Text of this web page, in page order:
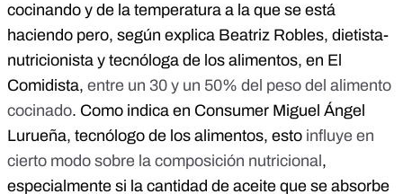
cocinando y de la temperatura a la que se está
haciendo pero, según explica Beatriz Robles, dietista-
nutricionista y tecnóloga de los alimentos, en El
Comidista, entre un 30 y un 50% del peso del alimento
cocinado. Como indica en Consumer Miguel Ángel
Lurueña, tecnólogo de los alimentos, esto influye en
cierto modo sobre la composición nutricional ,
especialmente si la cantidad de aceite que se absorbe